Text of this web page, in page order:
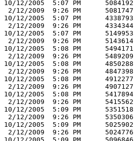
10/12/2005  5:07 PM      5084192
2/12/2009  9:26 PM      5081747
10/12/2005  5:07 PM      4338793
2/12/2009  9:26 PM      4334344
10/12/2005  5:07 PM      5149953
2/12/2009  9:26 PM      5143614
10/12/2005  5:08 PM      5494171
2/12/2009  9:26 PM      5489209
10/12/2005  5:08 PM      4850288
2/12/2009  9:26 PM      4847398
10/12/2005  5:08 PM      4912277
2/12/2009  9:26 PM      4907127
10/12/2005  5:08 PM      5417894
2/12/2009  9:26 PM      5415562
10/12/2005  5:09 PM      5351518
2/12/2009  9:26 PM      5350306
10/12/2005  5:09 PM      5025902
2/12/2009  9:26 PM      5024776